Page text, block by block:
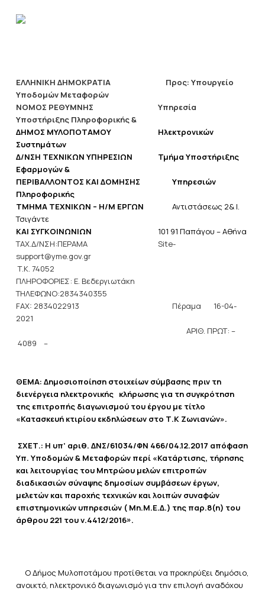
ΕΛΛΗΝΙΚΗ ΔΗΜΟΚΡΑΤΙΑ Προς: Υπουργείο
Υποδομών Μεταφορών
ΝΟΜΟΣ ΡΕΘΥΜΝΗΣ
Υπηρεσία
Υποστήριξης Πληροφορικής &
ΔΗΜΟΣ ΜΥΛΟΠΟΤΑΜΟΥ
Ηλεκτρονικών
Συστημάτων
Δ/ΝΣΗ ΤΕΧΝΙΚΩΝ ΥΠΗΡΕΣΙΩΝ
Τμήμα Υποστήριξης
Εφαρμογών &
ΠΕΡΙΒΑΛΛΟΝΤΟΣ ΚΑΙ ΔΟΜΗΣΗΣ
Υπηρεσιών
Πληροφορικής
ΤΜΗΜΑ ΤΕΧΝΙΚΩΝ – Η/Μ ΕΡΓΩΝ
Αντιστάσεως 2& Ι.
Τσιγάντε
ΚΑΙ ΣΥΓΚΟΙΝΩΝΙΩΝ
101 91 Παπάγου – Αθήνα
ΤΑΧ.Δ/ΝΣΗ:ΠΕΡΑΜΑ
Site-
support@yme.gov.gr
Τ.Κ. 74052
ΠΛΗΡΟΦΟΡΙΕΣ: Ε. Βεδεργιωτάκη
ΤΗΛΕΦΩΝΟ:2834340355
FAX: 2834022913
Πέραμα 16-04-
2021
ΑΡΙΘ. ΠΡΩΤ: –
4089 –
ΘΕΜΑ: Δημοσιοποίηση στοιχείων σύμβασης πριν τη
διενέργεια ηλεκτρονικής κλήρωσης για τη συγκρότηση
της επιτροπής διαγωνισμού του έργου με τίτλο
«Κατασκευή κτιρίου εκδηλώσεων στο Τ.Κ Ζωνιανών».
ΣΧΕΤ.: Η υπ’ αριθ. ΔΝΣ/61034/ΦΝ 466/04.12.2017 απόφαση
Υπ. Υποδομών & Μεταφορών περί «Κατάρτισης, τήρησης
και λειτουργίας του Μητρώου μελών επιτροπών
διαδικασιών σύναψης δημοσίων συμβάσεων έργων,
μελετών και παροχής τεχνικών και λοιπών συναφών
επιστημονικών υπηρεσιών ( Μη.Μ.Ε.Δ.) της παρ.8(η) του
άρθρου 221 του ν.4412/2016».
Ο Δήμος Μυλοποτάμου προτίθεται να προκηρύξει δημόσιο,
ανοικτό, ηλεκτρονικό διαγωνισμό για την επιλογή αναδόχου